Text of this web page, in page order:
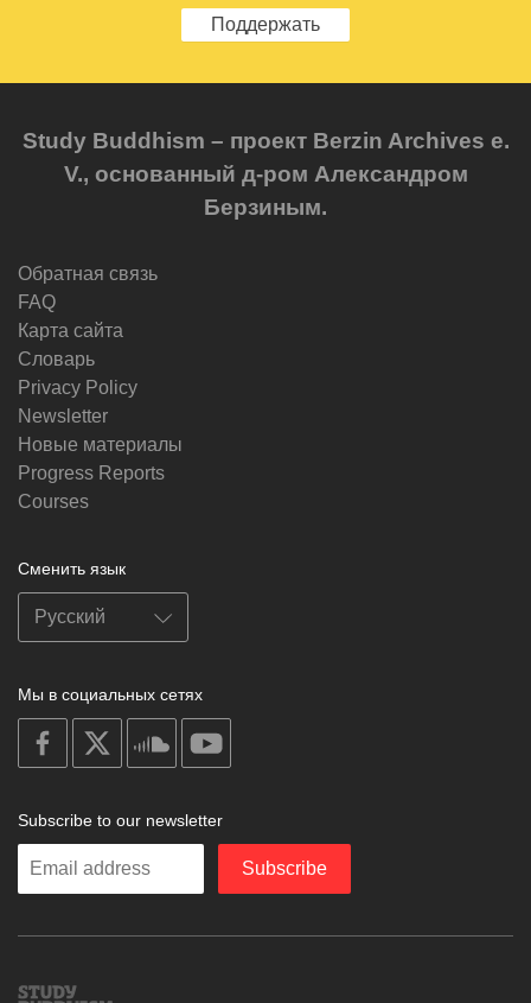
Поддержать
Study Buddhism – проект Berzin Archives e.
V., основанный д-ром Александром
Берзиным.
Обратная связь
FAQ
Карта сайта
Словарь
Privacy Policy
Newsletter
Новые материалы
Progress Reports
Courses
Сменить язык
Мы в социальных сетях
on
facebook
soundcloud
Subscribe to our newsletter
Enter
Subscribe
Study